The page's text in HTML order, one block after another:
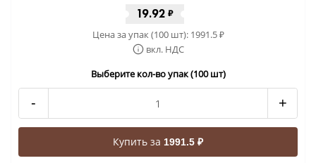
19.92 ₽
Цена за упак (100 шт): 1991.5₽
вкл. НДС
Выберите кол-во упак (100 шт)
- +
Купить за 1991.5 ₽